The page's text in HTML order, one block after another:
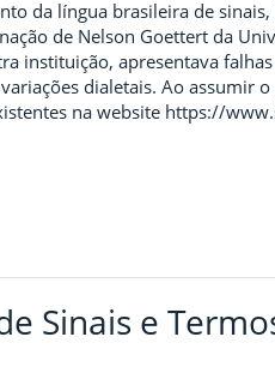
da língua brasileira de
de Nelson Goettert da
instituição, apresentava
dialetais. Ao assumir
na website https://
Sinais e